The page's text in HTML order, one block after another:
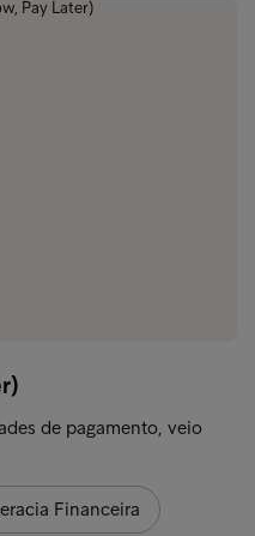
de pagamento, veio
Financeira